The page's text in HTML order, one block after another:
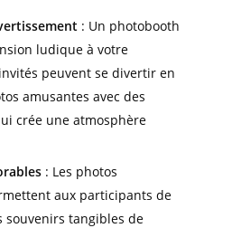
: Un photobooth
ludique à votre
peuvent se divertir en
amusantes avec des
crée une atmosphère
: Les photos
aux participants de
souvenirs tangibles de